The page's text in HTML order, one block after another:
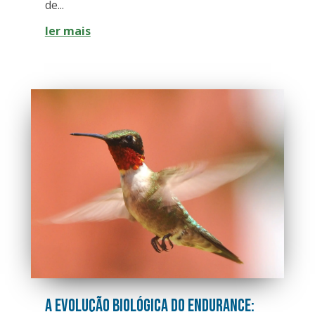
de...
ler mais
A Evolução Biológica do Endurance: